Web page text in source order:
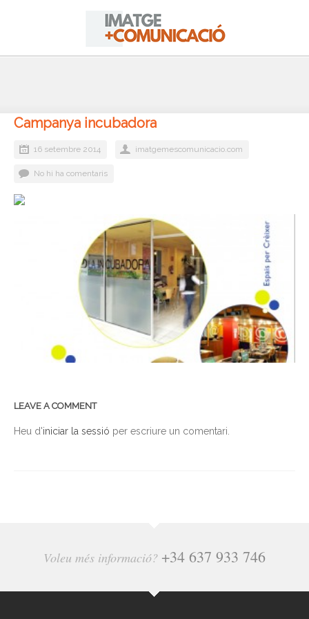
Campanya incubadora
16 setembre 2014 imatgemescomunicacio.com
No hi ha comentaris
LEAVE A COMMENT
Heu d'iniciar la sessió per escriure un comentari.
Voleu més informació? +34 637 933 746